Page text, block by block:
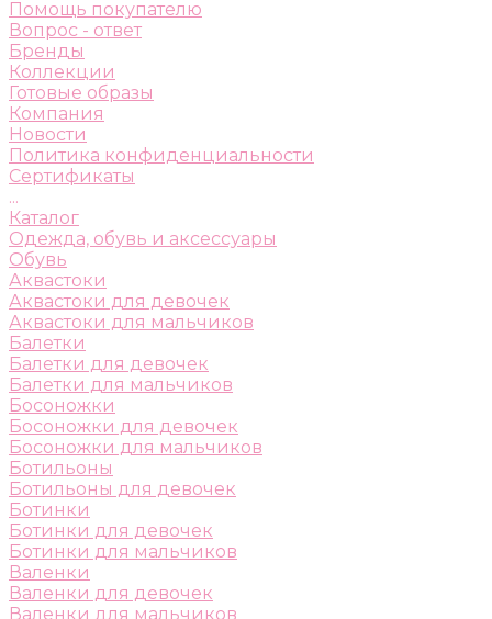
Помощь покупателю
Вопрос - ответ
Бренды
Коллекции
Готовые образы
Компания
Новости
Политика конфиденциальности
Сертификаты
...
Каталог
Одежда, обувь и аксессуары
Обувь
Аквастоки
Аквастоки для девочек
Аквастоки для мальчиков
Балетки
Балетки для девочек
Балетки для мальчиков
Босоножки
Босоножки для девочек
Босоножки для мальчиков
Ботильоны
Ботильоны для девочек
Ботинки
Ботинки для девочек
Ботинки для мальчиков
Валенки
Валенки для девочек
Валенки для мальчиков